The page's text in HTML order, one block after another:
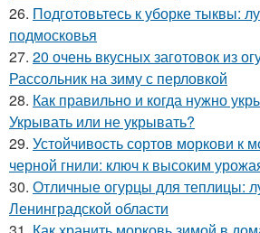
26. Подготовьтесь к уборке тыквы:
подмосковья
27. 20 очень вкусных заготовок из
Рассольник на зиму с перловкой
28. Как правильно и когда нужно
Укрывать или не укрывать?
29. Устойчивость сортов моркови к
черной гнили: ключ к высоким
30. Отличные огурцы для теплицы:
Ленинградской области